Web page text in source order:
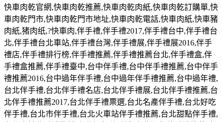
快車肉乾官網,快車肉乾推薦,快車肉乾肉紙,快車肉乾訂購單,快
車肉乾門市,快車肉乾門市地址,快車肉乾電話,快車肉紙,快車豬
肉紙,猪肉纸,?快車肉,伴手禮,伴手禮2017,伴手禮台中,伴手禮台
北,伴手禮台北車站,伴手禮台灣,伴手禮展,伴手禮展2016,伴手
禮店,伴手禮排行榜,伴手禮推薦,伴手禮推薦台北,伴手禮盒,伴
手禮盒推薦,伴手禮臺中,台中伴手禮,台中伴手禮推薦,台中伴手
禮推薦2016,台中過年伴手禮,台中過年伴手禮推薦,台中過年禮,
台北伴手禮,台北伴手禮名店,台北伴手禮展,台北伴手禮推薦,台
北伴手禮推薦2017,台北伴手禮票選,台北名產伴手禮,台北好吃
伴手禮,台北市伴手禮,台北火車站伴手禮推薦,台北甜點伴手禮,